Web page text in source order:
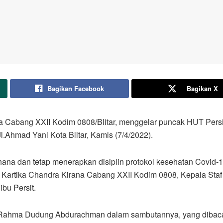
Bagikan Facebook Bagikan X
XXII Kodim 0808/Blitar, menggelar puncak HUT
Yani Kota Blitar, Kamis (7/4/2022).
dan tetap menerapkan disiplin protokol kesehatan
Chandra Kirana Cabang XXII Kodim 0808, Kepala
Persit.
Dudung Abdurachman dalam sambutannya, yang